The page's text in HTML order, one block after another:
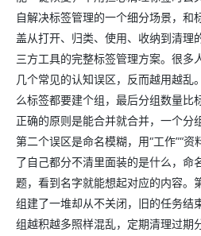
自解决标签管理的一个细分场景，和
盖从打开、归类、使用、收纳到清理
三方工具的完整标签管理方案。很多
几个常见的认知误区，反而越用越乱
么标签都要建个组，最后分组数量比
正确的原则是能合并就合并，一个分
第二个误区是命名模糊，用“工作”“资
了自己都分不清里面装的是什么，命
题，看到名字就能想起对应的内容。
组建了一堆却从不关闭，旧的任务结
组越积越多照样混乱，定期清理过期